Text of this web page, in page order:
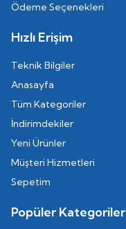
Ödeme Seçenekleri
Hızlı Erişim
Teknik Bilgiler
Anasayfa
Tüm Kategoriler
İndirimdekiler
Yeni Ürünler
Müşteri Hizmetleri
Sepetim
Popüler Kategoriler